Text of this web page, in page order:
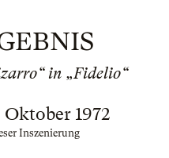
in „Fidelio“
1972
Inszenierung